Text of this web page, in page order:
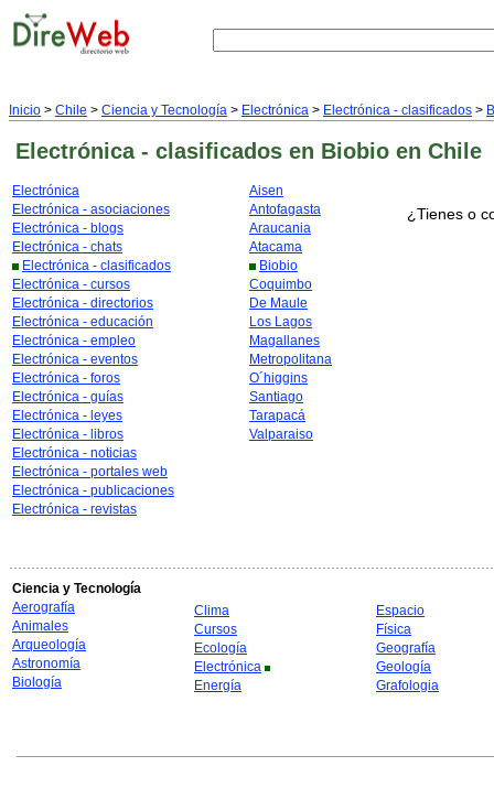
Inicio > Chile > Ciencia y Tecnología > Electrónica > Electrónica - clasificados >
Electrónica - clasificados en Biobio en Chile
Electrónica
Electrónica - asociaciones
Electrónica - blogs
Electrónica - chats
Electrónica - clasificados
Electrónica - cursos
Electrónica - directorios
Electrónica - educación
Electrónica - empleo
Electrónica - eventos
Electrónica - foros
Electrónica - guías
Electrónica - leyes
Electrónica - libros
Electrónica - noticias
Electrónica - portales web
Electrónica - publicaciones
Electrónica - revistas
Aisen
Antofagasta
Araucania
Atacama
Biobio
Coquimbo
De Maule
Los Lagos
Magallanes
Metropolitana
O´higgins
Santiago
Tarapacá
Valparaiso
¿Tienes o
Ciencia y Tecnología
Aerografía
Animales
Arqueología
Astronomía
Biología
Clima
Cursos
Ecología
Electrónica
Energía
Espacio
Física
Geografía
Geología
Grafologia